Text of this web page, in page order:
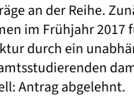
an der Reihe.
im Frühjahr 2017
durch ein
Antrag abgelehnt.